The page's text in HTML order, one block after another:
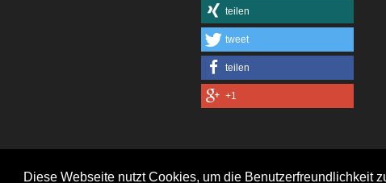
Diese Webseite nutzt Cookies, um die Benutzerfreundlichkeit
teilen
tweet
teilen
+1